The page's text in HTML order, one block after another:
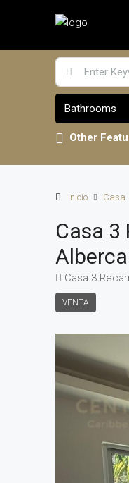
Bathrooms
Other
Inicio Casa
Casa 3
Casa 3
VENTA